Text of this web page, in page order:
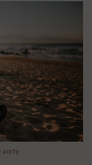
aorty